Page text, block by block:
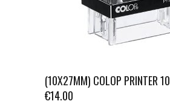
(10X27MM) COLOP PRINTER 10
€14.00